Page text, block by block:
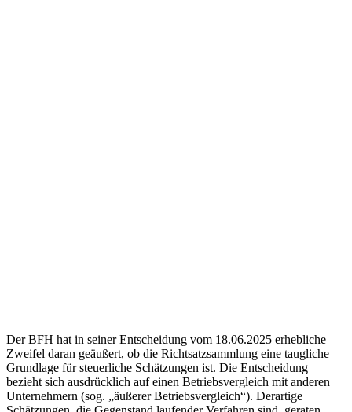
Der BFH hat in seiner Entscheidung vom 18.06.2025 erhebliche
Zweifel daran geäußert, ob die Richtsatzsammlung eine taugliche
Grundlage für steuerliche Schätzungen ist. Die Entscheidung
bezieht sich ausdrücklich auf einen Betriebsvergleich mit anderen
Unternehmern (sog. „äußerer Betriebsvergleich“). Derartige